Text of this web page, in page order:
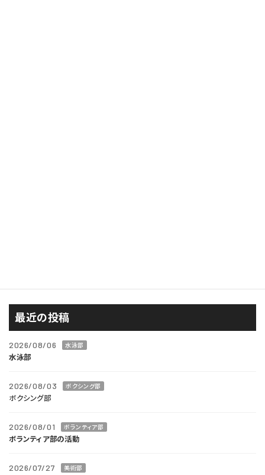
最近の投稿
2026/08/06 水泳部
水泳部
2026/08/03 ボクシング部
ボクシング部
2026/08/01 ボランティア部
ボランティア部の活動
2026/07/27 美術部